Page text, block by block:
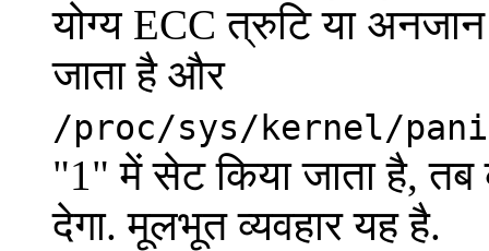
योग्य ECC त्रुटि या
जाता है और
/proc/sys/kernel/
"1" में सेट किया जाता है, तब
देगा. मूलभूत व्यवहार यह है.